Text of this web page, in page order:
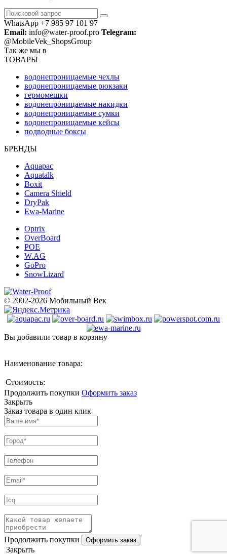
WhatsApp +7 985 97 101 97
Email: info@water-proof.pro Telegram:
@MobileVek_ShopsGroup
Так же мы в
ТОВАРЫ
водонепроницаемые чехлы
водонепроницаемые рюкзаки
гермомешки
водонепроницаемые накидки
водонепроницаемые сумки
водонепроницаемые кейсы
подводные боксы
БРЕНДЫ
Aquapac
Aquatalk
Boxit
Camera Shield
DryPak
Ewa-Marine
Optrix
OverBoard
POE
W.AG
GoPro
SnowLizard
© 2002-2026 Мобильный Век
Вы добавили товар в корзину
Наименование товара:
Стоимость:
Продолжить покупки Оформить заказ
Закрыть
Заказ товара в один клик
Продолжить покупки
Закрыть